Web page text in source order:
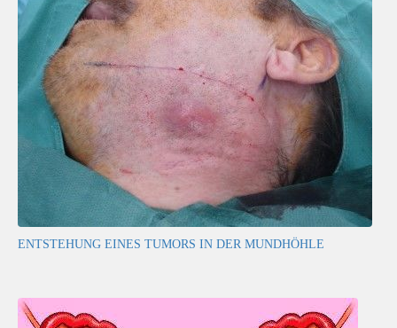
ENTSTEHUNG EINES TUMORS IN DER MUNDHÖHLE